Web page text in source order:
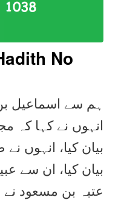
No
ہم سے اسماعیل
انہوں نے کہا کہ
بیان کیا، انہوں
بیان کیا، ان سے
عتبہ بن مسعود نے